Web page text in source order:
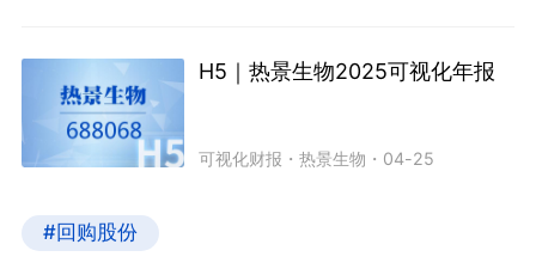
H5｜热景生物2025可视化年报
可视化财报 ・热景生物 ・ 04-25
#回购股份